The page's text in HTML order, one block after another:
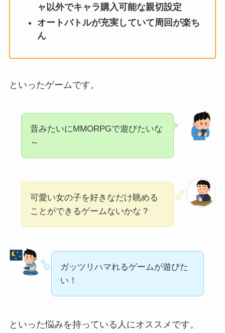
ャ以外でキャラ購入可能な親切設定
オートバトルが充実していて周回が楽ち
ん
といったゲームです。
昔みたいにMMORPGで遊びたいな
～
可愛い女の子を好きなだけ眺める
ことができるゲームないかな？
ガッツリハマれるゲームが遊びた
い！
といった悩みを持っている人にオススメです。